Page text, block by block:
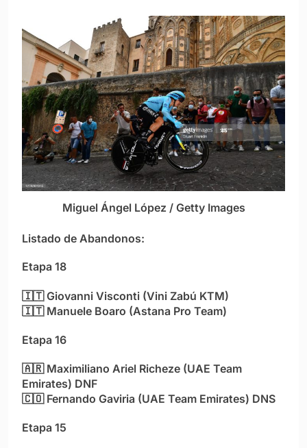
Miguel Ángel López / Getty Images
Listado de Abandonos:
Etapa 18
🇮🇹Giovanni Visconti (Vini Zabú KTM)
🇮🇹Manuele Boaro (Astana Pro Team)
Etapa 16
🇦🇷Maximiliano Ariel Richeze (UAE Team
Emirates) DNF
🇨🇴Fernando Gaviria (UAE Team Emirates) DNS
Etapa 15